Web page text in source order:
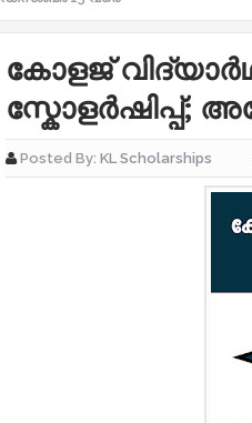
കോളജ്
സ്കോളർഷിപ്പ്;
Posted By: KL Scholarships